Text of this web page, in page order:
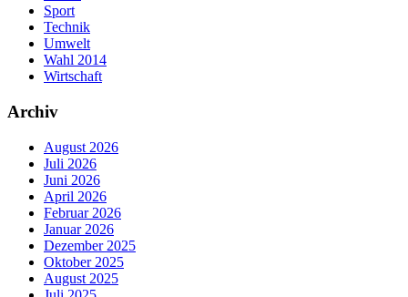
Sport
Technik
Umwelt
Wahl 2014
Wirtschaft
Archiv
August 2026
Juli 2026
Juni 2026
April 2026
Februar 2026
Januar 2026
Dezember 2025
Oktober 2025
August 2025